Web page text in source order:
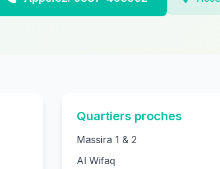
Quartiers proches
Massira 1 & 2
Al Wifaq